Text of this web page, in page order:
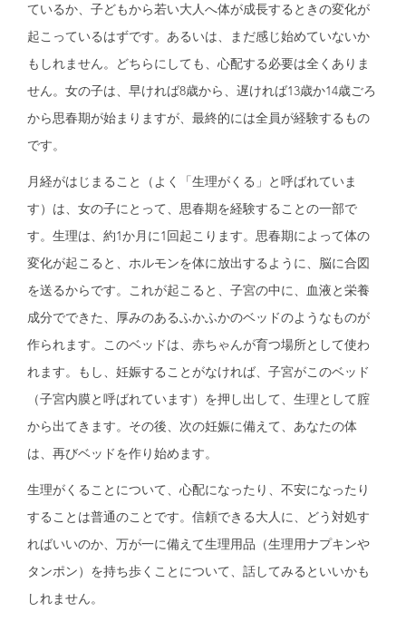
ているか、子どもから若い大人へ体が成長するときの変化が
起こっているはずです。あるいは、まだ感じ始めていないか
もしれません。どちらにしても、心配する必要は全くありま
せん。女の子は、早ければ8歳から、遅ければ13歳か14歳ごろ
から思春期が始まりますが、最終的には全員が経験するもの
です。
月経がはじまること（よく「生理がくる」と呼ばれていま
す）は、女の子にとって、思春期を経験することの一部で
す。生理は、約1か月に1回起こります。思春期によって体の
変化が起こると、ホルモンを体に放出するように、脳に合図
を送るからです。これが起こると、子宮の中に、血液と栄養
成分でできた、厚みのあるふかふかのベッドのようなものが
作られます。このベッドは、赤ちゃんが育つ場所として使わ
れます。もし、妊娠することがなければ、子宮がこのベッド
（子宮内膜と呼ばれています）を押し出して、生理として腟
から出てきます。その後、次の妊娠に備えて、あなたの体
は、再びベッドを作り始めます。
生理がくることについて、心配になったり、不安になったり
することは普通のことです。信頼できる大人に、どう対処す
ればいいのか、万が一に備えて生理用品（生理用ナプキンや
タンポン）を持ち歩くことについて、話してみるといいかも
しれません。